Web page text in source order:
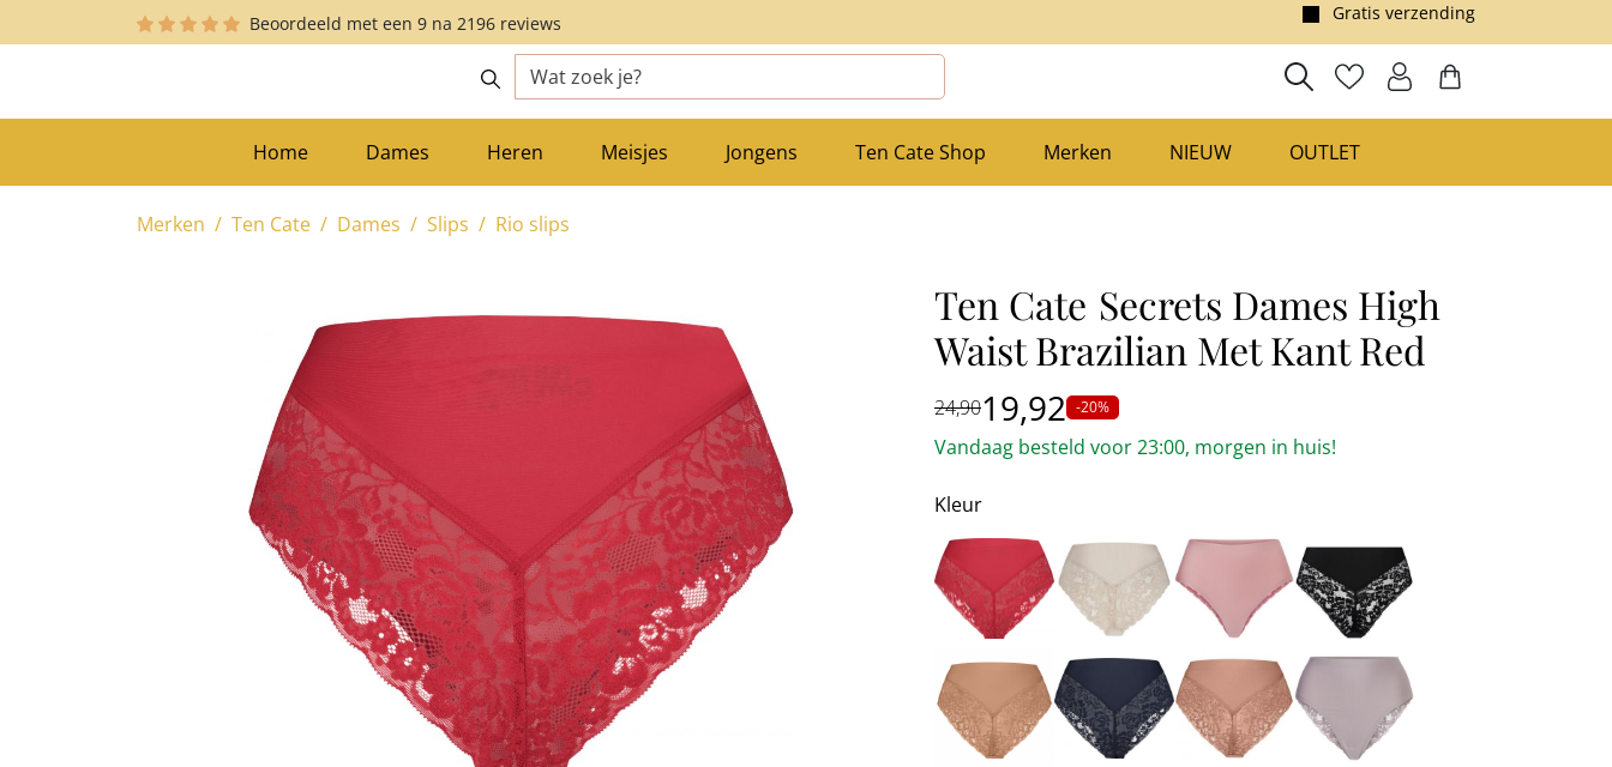
Ga naar de hoofdnavigatie
Beoordeeld met een 9 na 2196 reviews Gratis verzending
Home Dames Heren Meisjes Jongens Ten Cate Shop Merken NIEUW OUTLET
Merken Ten Cate Dames Slips Rio slips
Ten Cate Secrets Dames High
Waist Brazilian Met Kant Red
19,92 -20%
24,90
Vandaag besteld voor 23:00, morgen in huis!
Kleur
Rood
Beige Roze
Bruin Blauw Roze